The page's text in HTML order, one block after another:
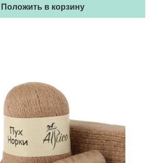
Положить в корзину